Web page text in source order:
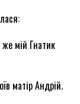
мій Гнатик
матір Андрій.